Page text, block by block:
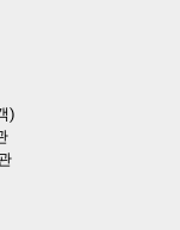
하는 편
드하세
)